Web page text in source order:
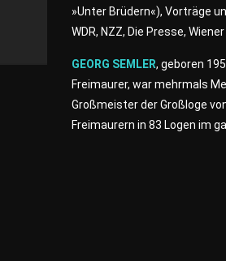
»Unter Brüdern«), Vorträge
WDR, NZZ, Die Presse,
GEORG SEMLER, geboren
Freimaurer, war mehrmals
Großmeister der Großloge
Freimaurern in 83 Logen im